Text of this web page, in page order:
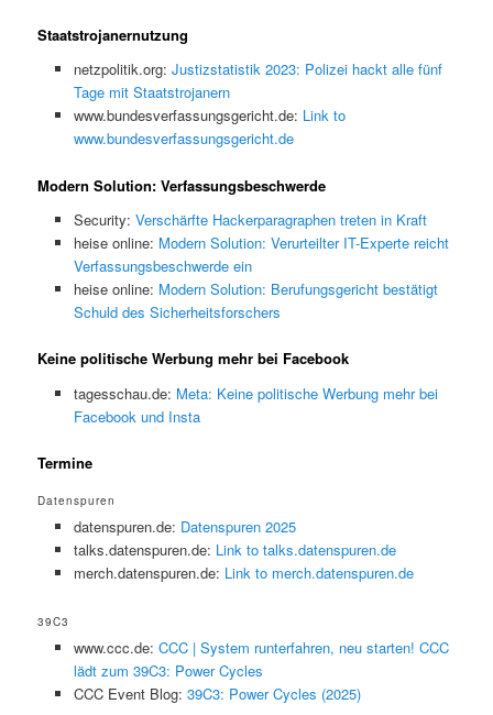
Staatstrojanernutzung
netzpolitik.org: Justizstatistik 2023: Polizei hackt alle fünf
Tage mit Staatstrojanern
www.bundesverfassungsgericht.de: Link to
www.bundesverfassungsgericht.de
Modern Solution: Verfassungsbeschwerde
Security: Verschärfte Hackerparagraphen treten in Kraft
heise online: Modern Solution: Verurteilter IT-Experte reicht
Verfassungsbeschwerde ein
heise online: Modern Solution: Berufungsgericht bestätigt
Schuld des Sicherheitsforschers
Keine politische Werbung mehr bei Facebook
tagesschau.de: Meta: Keine politische Werbung mehr bei
Facebook und Insta
Termine
Datenspuren
datenspuren.de: Datenspuren 2025
talks.datenspuren.de: Link to talks.datenspuren.de
merch.datenspuren.de: Link to merch.datenspuren.de
39C3
www.ccc.de: CCC | System runterfahren, neu starten! CCC
lädt zum 39C3: Power Cycles
CCC Event Blog: 39C3: Power Cycles (2025)